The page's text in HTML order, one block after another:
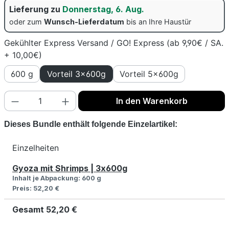
Lieferung zu Donnerstag, 6. Aug.
oder zum Wunsch-Lieferdatum bis an Ihre Haustür
Gekühlter Express Versand / GO! Express (ab 9,90€ / SA.
+ 10,00€)
600 g
Vorteil 3x600g Vorteil 5x600g
Produkt Anzahl: Gib den gewünschten
In den Warenkorb
Dieses Bundle enthält folgende Einzelartikel:
Einzelheiten
Gyoza mit Shrimps | 3x600g
Inhalt je Abpackung: 600 g
Preis: 52,20 €
Gesamt 52,20 €